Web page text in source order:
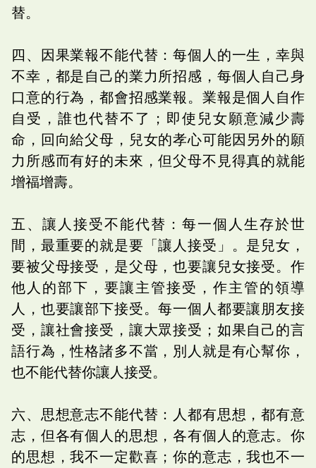
替。
四、因果業報不能代替：每個人的一生，幸與
不幸，都是自己的業力所招感，每個人自己身
口意的行為，都會招感業報。業報是個人自作
自受，誰也代替不了；即使兒女願意減少壽
命，回向給父母，兒女的孝心可能因另外的願
力所感而有好的未來，但父母不見得真的就能
增福增壽。
五、讓人接受不能代替：每一個人生存於世
間，最重要的就是要「讓人接受」。是兒女，
要被父母接受，是父母，也要讓兒女接受。作
他人的部下，要讓主管接受，作主管的領導
人，也要讓部下接受。每一個人都要讓朋友接
受，讓社會接受，讓大眾接受；如果自己的言
語行為，性格諸多不當，別人就是有心幫你，
也不能代替你讓人接受。
六、思想意志不能代替：人都有思想，都有意
志，但各有個人的思想，各有個人的意志。你
的思想，我不一定歡喜；你的意志，我也不一